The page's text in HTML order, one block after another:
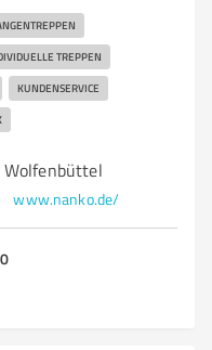
TREPPEN
KUNDENSERVICE
www.nanko.de/